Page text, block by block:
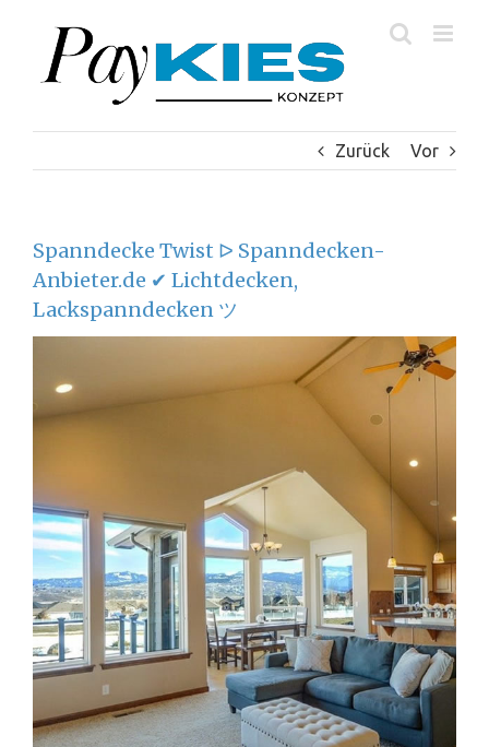
springen
Zurück Vor
Spanndecke Twist ᐅ Spanndecken-
Anbieter.de ✔ Lichtdecken,
Lackspanndecken ツ